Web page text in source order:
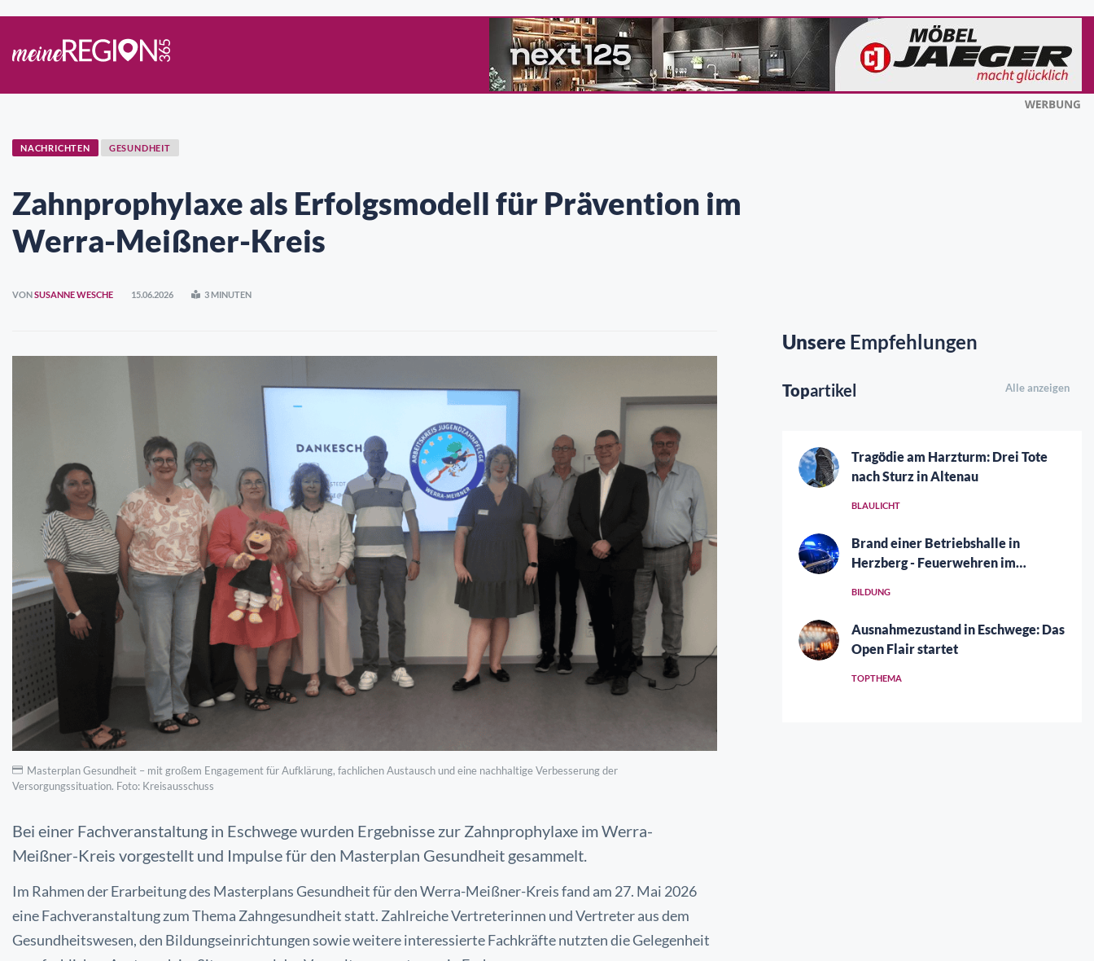
NACHRICHTEN GESUNDHEIT
Zahnprophylaxe als Erfolgsmodell für Prävention im
Werra-Meißner-Kreis
VONSUSANNE WESCHE 15.06.2026 3 MINUTEN
Masterplan Gesundheit – mit großem Engagement für Aufklärung, fachlichen Austausch und eine nachhaltige Verbesserung der
Versorgungssituation. Foto: Kreisausschuss
Bei einer Fachveranstaltung in Eschwege wurden Ergebnisse zur Zahnprophylaxe im Werra-
Meißner-Kreis vorgestellt und Impulse für den Masterplan Gesundheit gesammelt.
Im Rahmen der Erarbeitung des Masterplans Gesundheit für den Werra-Meißner-Kreis fand am 27. Mai 2026
eine Fachveranstaltung zum Thema Zahngesundheit statt. Zahlreiche Vertreterinnen und Vertreter aus dem
Gesundheitswesen, den Bildungseinrichtungen sowie weitere interessierte Fachkräfte nutzten die Gelegenheit
Unsere Empfehlungen
Topartikel Alle anzeigen
Tragödie am Harzturm: Drei Tote
nach Sturz in Altenau
BLAULICHT
Brand einer Betriebshalle in
Herzberg - Feuerwehren im
BILDUNG
Ausnahmezustand in Eschwege: Das
Open Flair startet
TOPTHEMA